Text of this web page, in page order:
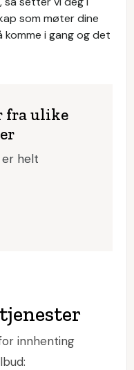
som møter dine
i gang og det
fra ulike
helt
innhenting